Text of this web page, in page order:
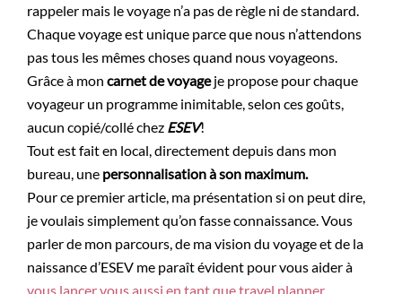
rappeler mais le voyage n’a pas de règle ni de standard.
Chaque voyage est unique parce que nous n’attendons
pas tous les mêmes choses quand nous voyageons.
Grâce à mon carnet de voyageje propose pour chaque
voyageur un programme inimitable, selon ces goûts,
aucun copié/collé chez ESEV!
Tout est fait en local, directement depuis dans mon
bureau, une personnalisation à son maximum.
Pour ce premier article, ma présentation si on peut dire,
je voulais simplement qu’on fasse connaissance. Vous
parler de mon parcours, de ma vision du voyage et de la
naissance d’ESEV me paraît évident pour vous aider à
vous lancer vous aussi en tant que travel planner